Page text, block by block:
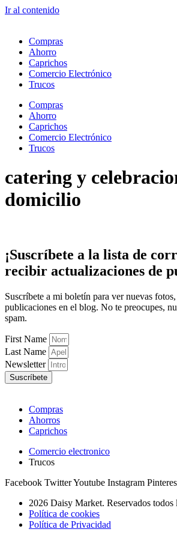
Ir al contenido
Compras
Ahorro
Caprichos
Comercio Electrónico
Trucos
Compras
Ahorro
Caprichos
Comercio Electrónico
Trucos
catering y
domicilio
¡Suscríbete a la lista de
recibir actualizaciones de
Suscríbete a mi boletín para ver nuevas
publicaciones en el blog. No te preocupes,
spam.
First Name
Last Name
Newsletter
Suscríbete
Compras
Ahorros
Caprichos
Comercio electronico
Trucos
Facebook TwitterYoutube Instagram
2026 Daisy Market. Reservados todos
Política de cookies
Política de Privacidad